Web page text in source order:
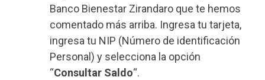
Banco Bienestar Zirandaro que te hemos
comentado más arriba. Ingresa tu tarjeta,
ingresa tu NIP (Número de identificación
Personal) y selecciona la opción
“Consultar Saldo“.